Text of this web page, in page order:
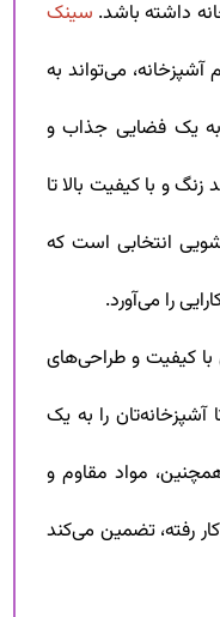
داشته باشد. سینک
می‌تواند به
به یک فضایی جذاب و
و با کیفیت بالا تا
انتخابی است که
را می‌آورد.
کیفیت و طراحی‌های
را به یک
مواد مقاوم و
رفته، تضمین می‌کند